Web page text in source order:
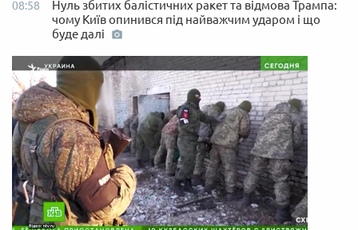
08:58
Нуль збитих балістичних ракет та відмова Трампа:
чому Київ опинився під найважчим ударом і що
буде далі